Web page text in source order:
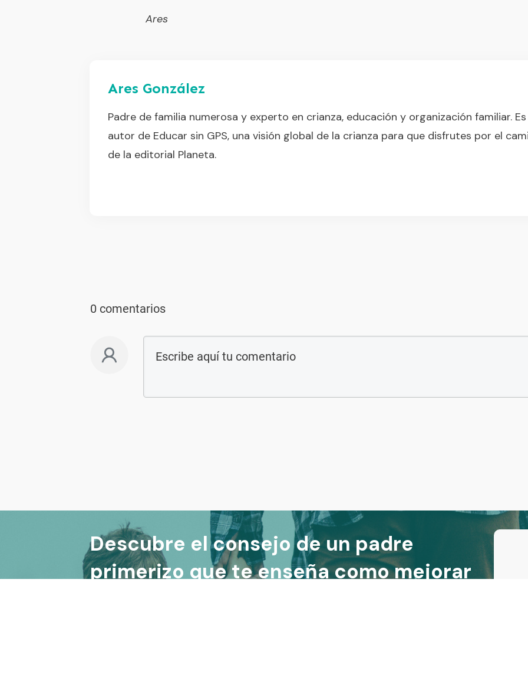
Ares
Ares González
Padre de familia numerosa y experto en crianza, educación y organización familiar. Es
autor de Educar sin GPS, una visión global de la crianza para que disfrutes por el
de la editorial Planeta.
0 comentarios
Descubre el consejo de un padre
primerizo que te enseña como mejorar